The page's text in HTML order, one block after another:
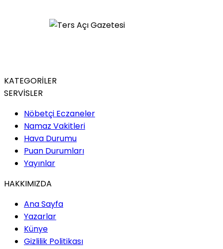
KATEGORİLER
SERVİSLER
Nöbetçi Eczaneler
Namaz Vakitleri
Hava Durumu
Puan Durumları
Yayınlar
HAKKIMIZDA
Ana Sayfa
Yazarlar
Künye
Gizlilik Politikası